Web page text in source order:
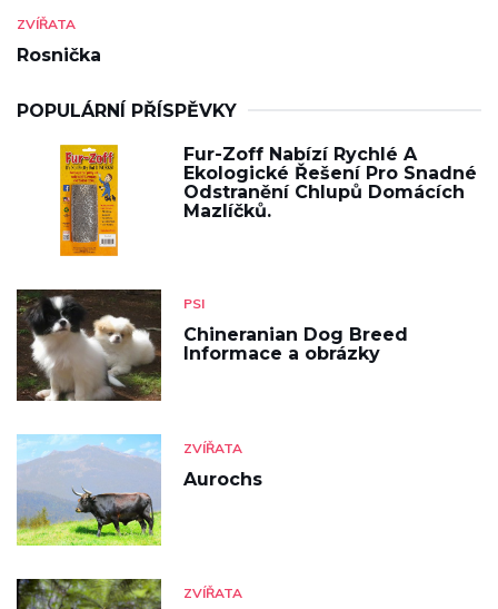
ZVÍŘATA
Rosnička
POPULÁRNÍ PŘÍSPĚVKY
Fur-Zoff Nabízí Rychlé A
Ekologické Řešení Pro Snadné
Odstranění Chlupů Domácích
Mazlíčků.
PSI
Chineranian Dog Breed
Informace a obrázky
ZVÍŘATA
Aurochs
ZVÍŘATA